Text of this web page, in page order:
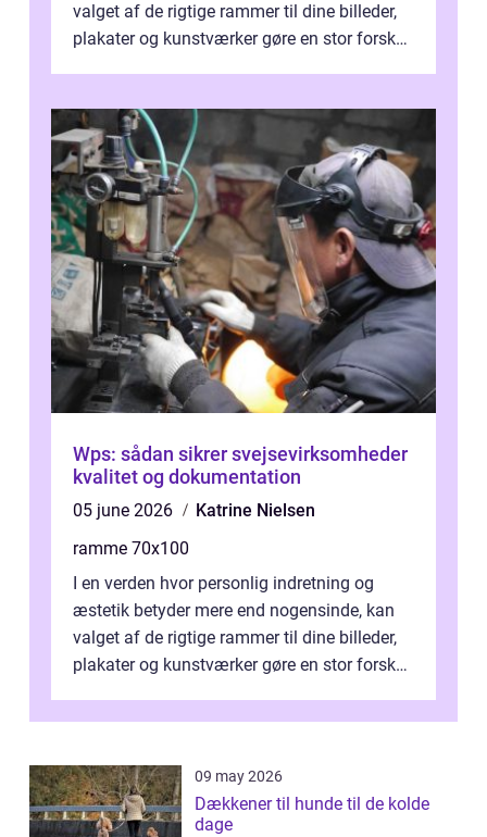
valget af de rigtige rammer til dine billeder,
plakater og kunstværker gøre en stor forskel.
Wps: sådan sikrer svejsevirksomheder
kvalitet og dokumentation
05 june 2026
Katrine Nielsen
ramme 70x100
I en verden hvor personlig indretning og
æstetik betyder mere end nogensinde, kan
valget af de rigtige rammer til dine billeder,
plakater og kunstværker gøre en stor forskel.
09 may 2026
Dækkener til hunde til de kolde
dage